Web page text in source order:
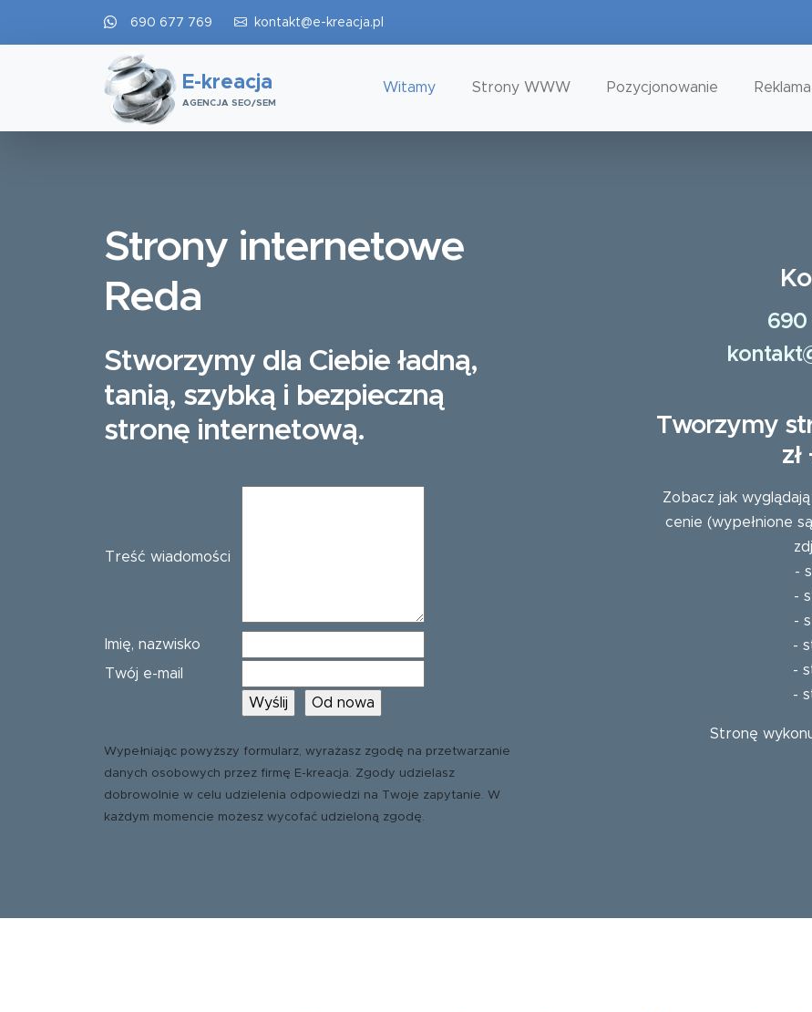
690 677 769 kontakt@e-kreacja.pl
E-kreacja
AGENCJA SEO/SEM
Witamy Strony WWW Pozycjonowanie
Strony internetowe
Reda
Stworzymy dla Ciebie ładną,
tanią, szybką i bezpieczną
stronę internetową.
Treść wiadomości
Imię, nazwisko
Twój e-mail
Wypełniając powyższy formularz, wyrażasz zgodę na przetwarzanie
danych osobowych przez firmę E-kreacja. Zgody udzielasz
dobrowolnie w celu udzielenia odpowiedzi na Twoje zapytanie. W
każdym momencie możesz wycofać udzieloną zgodę.
690
Tworzymy
zł
Zobacz jak
cenie (wypełnione
-
-
-
-
-
-
Stronę